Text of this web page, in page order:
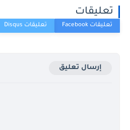
تعليقات
إرسال تعليق